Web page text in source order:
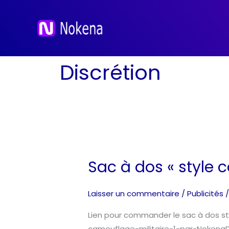
Discrétion
Sac à dos « style
Laisser un commentaire /Publicités
Lien pour commander le sac à dos
Sac
dos
camouflage